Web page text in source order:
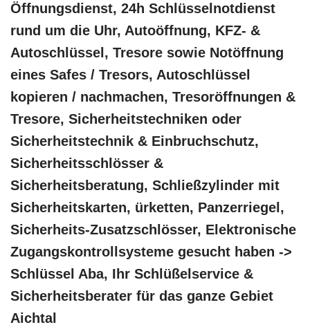
Öffnungsdienst, 24h Schlüsselnotdienst
rund um die Uhr, Autoöffnung, KFZ- &
Autoschlüssel, Tresore sowie Notöffnung
eines Safes / Tresors, Autoschlüssel
kopieren / nachmachen, Tresoröffnungen &
Tresore, Sicherheitstechniken oder
Sicherheitstechnik & Einbruchschutz,
Sicherheitsschlösser &
Sicherheitsberatung, Schließzylinder mit
Sicherheitskarten, ürketten, Panzerriegel,
Sicherheits-Zusatzschlösser, Elektronische
Zugangskontrollsysteme gesucht haben ->
Schlüssel Aba, Ihr Schlüßelservice &
Sicherheitsberater für das ganze Gebiet
Aichtal